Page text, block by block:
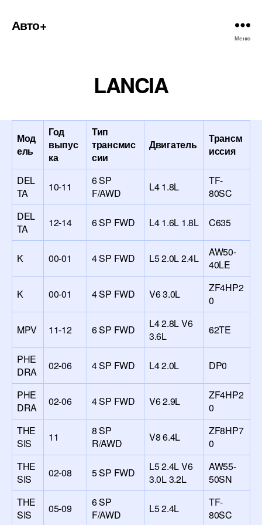
Авто+
Меню
LANCIA
Мод
ель
Год
выпус
ка
Тип
трансмис
сии
Двигатель
Трансм
иссия
DEL
TA
10-11
6 SP
F/AWD
L4 1.8L
TF-
80SC
DEL
TA
12-14 6 SP FWD L4 1.6L 1.8L C635
K 00-01 4 SP FWD L5 2.0L 2.4L
AW50-
40LE
K 00-01 4 SP FWD V6 3.0L
ZF4HP2
0
MPV 11-12 6 SP FWD
L4 2.8L V6
3.6L
62TE
PHE
DRA
02-06 4 SP FWD L4 2.0L DP0
PHE
DRA
02-06 4 SP FWD V6 2.9L
ZF4HP2
0
THE
SIS
11
8 SP
R/AWD
V8 6.4L
ZF8HP7
0
THE
SIS
02-08 5 SP FWD
L5 2.4L V6
3.0L 3.2L
AW55-
50SN
THE
SIS
05-09
6 SP
F/AWD
L5 2.4L
TF-
80SC